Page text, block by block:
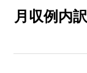
月収例内訳